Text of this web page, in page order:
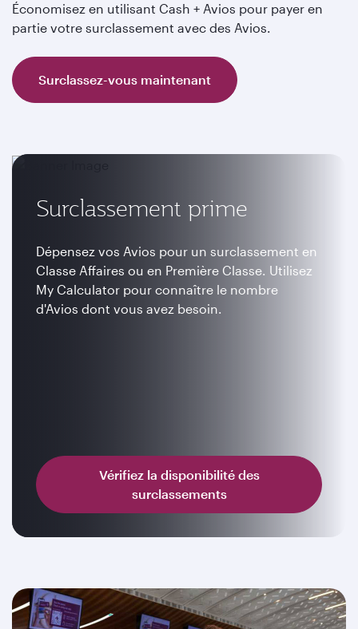
Économisez en utilisant Cash + Avios pour payer en
partie votre surclassement avec des Avios.
Surclassez-vous maintenant
Surclassement prime
Dépensez vos Avios pour un surclassement en
Classe Affaires ou en Première Classe. Utilisez
My Calculator pour connaître le nombre
d'Avios dont vous avez besoin.
Vérifiez la disponibilité des
surclassements